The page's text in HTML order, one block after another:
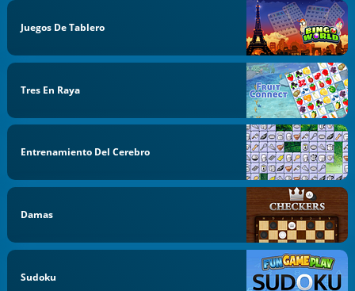
Juegos De Tablero
Tres En Raya
Entrenamiento Del Cerebro
Damas
Sudoku